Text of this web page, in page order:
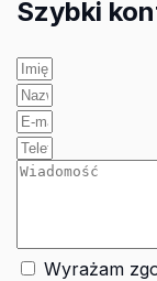
Szybki
Wyrażam